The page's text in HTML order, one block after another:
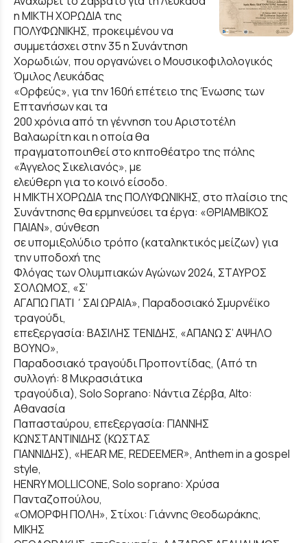
η ΜΙΚΤΗ ΧΟΡΩΔΙΑ της
ΠΟΛΥΦΩΝΙΚΗΣ, προκειμένου να
συμμετάσχει στην 35 η Συνάντηση
Χορωδιών, που οργανώνει ο Μουσικοφιλολογικός
Όμιλος Λευκάδας
«Ορφεύς», για την 160ή επέτειο της Ένωσης των
Επτανήσων και τα
200 χρόνια από τη γέννηση του Αριστοτέλη
Βαλαωρίτη και η οποία θα
πραγματοποιηθεί στο κηποθέατρο της πόλης
«Άγγελος Σικελιανός», με
ελεύθερη για το κοινό είσοδο.
Η ΜΙΚΤΗ ΧΟΡΩΔΙΑ της ΠΟΛΥΦΩΝΙΚΗΣ, στο πλαίσιο της
Συνάντησης θα ερμηνεύσει τα έργα: «ΘΡΙΑΜΒΙΚΟΣ
ΠΑΙΑΝ», σύνθεση
σε υπομιξολύδιο τρόπο (καταληκτικός μείζων) για
την υποδοχή της
Φλόγας των Ολυμπιακών Αγώνων 2024, ΣΤΑΥΡΟΣ
ΣΟΛΩΜΟΣ, «Σ’
ΑΓΑΠΩ ΓΙΑΤΙ ΄ΣΑΙ ΩΡΑΙΑ», Παραδοσιακό Σμυρνέϊκο
τραγούδι,
επεξεργασία: ΒΑΣΙΛΗΣ ΤΕΝΙΔΗΣ, «ΑΠΑΝΩ Σ’ ΑΨΗΛΟ
ΒΟΥΝΟ»,
Παραδοσιακό τραγούδι Προποντίδας, (Από τη
συλλογή: 8 Μικρασιάτικα
τραγούδια), Solo Soprano: Νάντια Ζέρβα, Alto:
Αθανασία
Παπασταύρου, επεξεργασία: ΓΙΑΝΝΗΣ
ΚΩΝΣΤΑΝΤΙΝΙΔΗΣ (ΚΩΣΤΑΣ
ΓΙΑΝΝΙΔΗΣ), «HEAR ME, REDEEMER», Anthem in a gospel
style,
HENRY MOLLICONE, Solo soprano: Χρύσα
Πανταζοπούλου,
«ΟΜΟΡΦΗ ΠΟΛΗ», Στίχοι: Γιάννης Θεοδωράκης,
ΜΙΚΗΣ